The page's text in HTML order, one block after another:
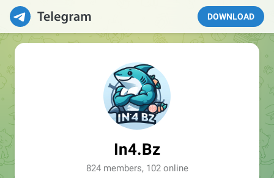
DOWNLOAD
In4.Bz
824 members, 102 online